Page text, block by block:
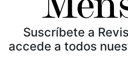
Suscríbete a
accede a todos